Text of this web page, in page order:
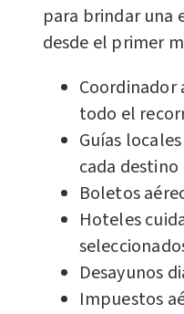
para brindar una
desde el primer
todo el
Guías
cada destino
Boletos
Hoteles
Desayunos
Impuestos